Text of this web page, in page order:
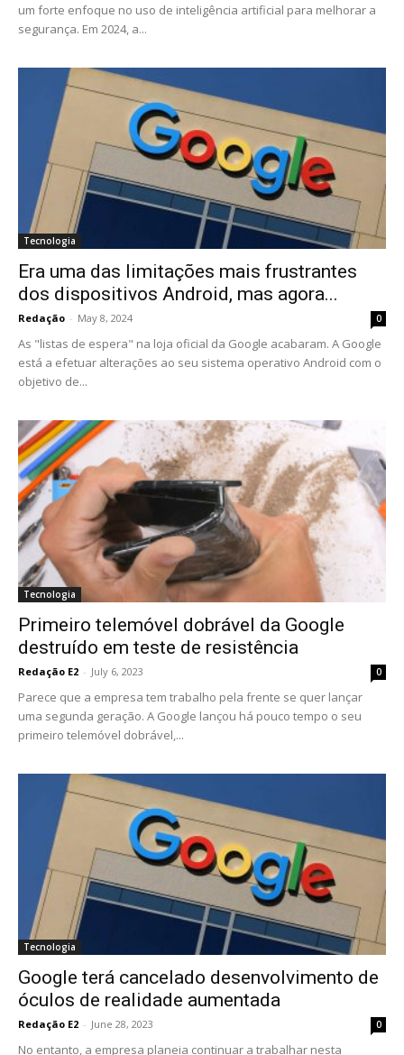
um forte enfoque no uso de inteligência artificial para melhorar a
segurança. Em 2024, a...
Tecnologia
Era uma das limitações mais frustrantes
dos dispositivos Android, mas agora...
Redação - May 8, 2024 0
As "listas de espera" na loja oficial da Google acabaram. A Google
está a efetuar alterações ao seu sistema operativo Android com o
objetivo de...
Tecnologia
Primeiro telemóvel dobrável da Google
destruído em teste de resistência
Redação E2 - July 6, 2023 0
Parece que a empresa tem trabalho pela frente se quer lançar
uma segunda geração. A Google lançou há pouco tempo o seu
primeiro telemóvel dobrável,...
Tecnologia
Google terá cancelado desenvolvimento de
óculos de realidade aumentada
Redação E2 - June 28, 2023 0
No entanto, a empresa planeia continuar a trabalhar nesta